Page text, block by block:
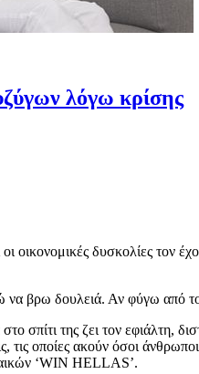
λόγω κρίσης
οι οικονομικές δυσκολίες
βρω δουλειά. Αν φύγω από το
σπίτι της ζει τον εφιάλτη,
τις οποίες ακούν όσοι
‘WIN HELLAS’.